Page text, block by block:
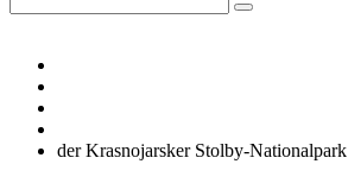
der Krasnojarsker Stolby-Nationalpark